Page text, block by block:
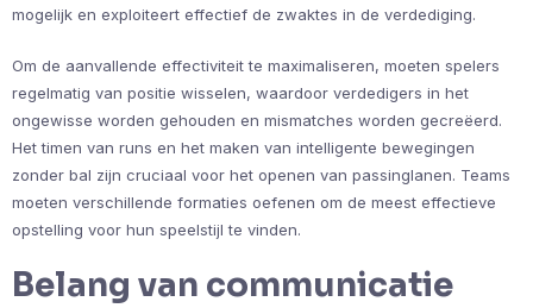
mogelijk en exploiteert effectief de zwaktes in de verdediging.
Om de aanvallende effectiviteit te maximaliseren, moeten spelers
regelmatig van positie wisselen, waardoor verdedigers in het
ongewisse worden gehouden en mismatches worden gecreëerd.
Het timen van runs en het maken van intelligente bewegingen
zonder bal zijn cruciaal voor het openen van passinglanen. Teams
moeten verschillende formaties oefenen om de meest effectieve
opstelling voor hun speelstijl te vinden.
Belang van communicatie